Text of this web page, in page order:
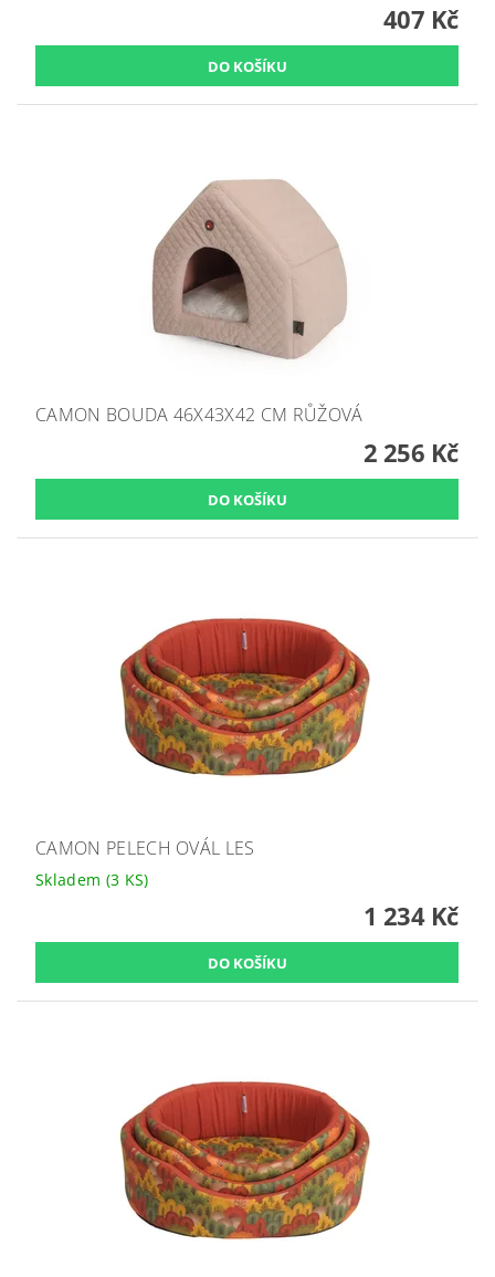
407 Kč
CAMON BOUDA 46X43X42 CM RŮŽOVÁ
2 256 Kč
CAMON PELECH OVÁL LES
Skladem (3 KS)
1 234 Kč